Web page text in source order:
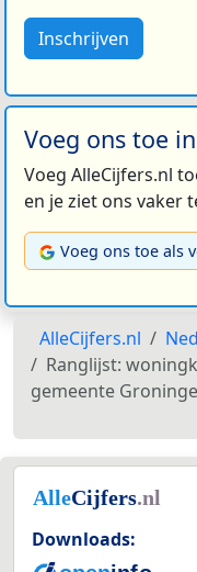
Inschrijven
Voeg ons toe
Voeg AlleCijfers.nl
en je ziet ons vaker
Voeg ons toe als
AlleCijfers.nl
Ranglijst:
gemeente
Downloads: